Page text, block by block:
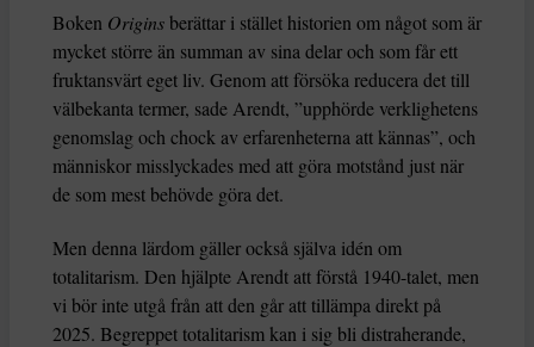
Boken Originsberättar i stället historien om något som är
mycket större än summan av sina delar och som får ett
fruktansvärt eget liv. Genom att försöka reducera det till
välbekanta termer, sade Arendt, ”upphörde verklighetens
genomslag och chock av erfarenheterna att kännas”, och
människor misslyckades med att göra motstånd just när
de som mest behövde göra det.
Men denna lärdom gäller också själva idén om
totalitarism. Den hjälpte Arendt att förstå 1940-talet, men
vi bör inte utgå från att den går att tillämpa direkt på
2025. Begreppet totalitarism kan i sig bli distraherande,